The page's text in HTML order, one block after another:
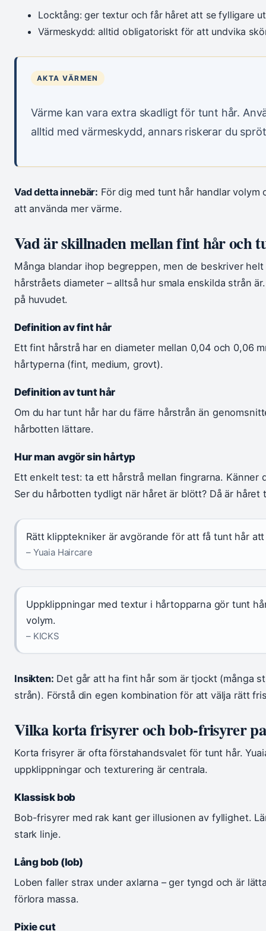
Locktång: ger textur och får håret att se fylligare
Värmeskydd: alltid obligatoriskt för att undvika
AKTA VÄRMEN
Värme kan vara extra skadligt för tunt hår.
alltid med värmeskydd, annars riskerar du
Vad detta innebär: För dig med tunt hår handlar
att använda mer värme.
Vad är skillnaden mellan fint hår och
Många blandar ihop begreppen, men de beskriver
hårstråets diameter – alltså hur smala enskilda strån
på huvudet.
Definition av fint hår
Ett fint hårstrå har en diameter mellan 0,04 och 0,06
hårtyperna (fint, medium, grovt).
Definition av tunt hår
Om du har tunt hår har du färre hårstrån än
hårbotten lättare.
Hur man avgör sin hårtyp
Ett enkelt test: ta ett hårstrå mellan fingrarna. Känner
Ser du hårbotten tydligt när håret är blött? Då är håret
Rätt klipptekniker är avgörande för att få tunt hår
– Yuaia Haircare
Uppklippningar med textur i hårtopparna gör tunt
volym.
– KICKS
Insikten: Det går att ha fint hår som är tjockt (många
strån). Förstå din egen kombination för att välja rätt
Vilka korta frisyrer och bob-frisyrer
Korta frisyrer är ofta förstahandsvalet för tunt hår.
uppklippningar och texturering är centrala.
Klassisk bob
Bob-frisyrer med rak kant ger illusionen av fyllighet.
stark linje.
Lång bob (lob)
Loben faller strax under axlarna – ger tyngd och är
förlora massa.
Pixie cut